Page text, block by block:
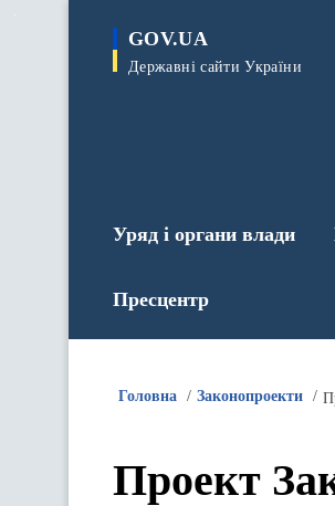
GOV.UA
Державні сайти України
Уряд і органи влади
Пресцентр
Головна Законопроекти
Проект